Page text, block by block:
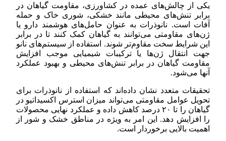
یکی از چالش‌های عمده در کشاورزی، مقاومت گیاهان در
برابر تنش‌های محیطی مانند خشکی، شوری خاک و حمله
آفات است. نانوذرات به عنوان حامل‌های هوشمند دارو یا
ژن‌های مقاومتی می‌توانند به گیاهان کمک کنند تا در برابر
این شرایط سخت مقاوم‌تر شوند. استفاده از سیستم‌های نانو
جهت انتقال ژن‌ها یا ترکیبات شیمیایی موجب افزایش
مقاومت گیاهان در برابر تنش‌های محیطی و بهبود عملکرد
آنها می‌شود.
تحقیقات متعدد نشان داده‌اند که استفاده از نانوذرات برای
تحویل عوامل مقاومتی می‌تواند میزان استرس اکسیداتیو در
گیاهان را تا ۲۰ درصد کاهش داده و عملکرد نهایی محصولات
را افزایش دهد. این امر به ویژه در مناطق خشک و شور از
اهمیت بالایی برخوردار است.